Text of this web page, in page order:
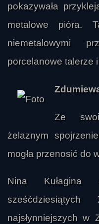
pokazywała
metalowe pióra.
niemetalowymi
porcelanowe talerze
Ze
żelaznym
mogła przenosić do
Nina
najsłynniejszych w